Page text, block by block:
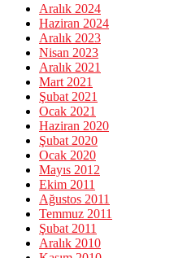
Aralık 2024
Haziran 2024
Aralık 2023
Nisan 2023
Aralık 2021
Mart 2021
Şubat 2021
Ocak 2021
Haziran 2020
Şubat 2020
Ocak 2020
Mayıs 2012
Ekim 2011
Ağustos 2011
Temmuz 2011
Şubat 2011
Aralık 2010